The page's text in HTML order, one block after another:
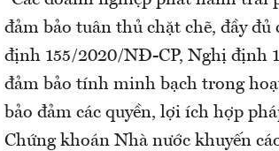
đảm bảo tuân thủ chặt chẽ, đầy
định 155/2020/NĐ-CP, Nghị định
đảm bảo tính minh bạch trong
bảo đảm các quyền, lợi ích hợp
Chứng khoán Nhà nước khuyến